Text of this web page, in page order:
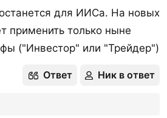
без ежемесячной платы. В
помимо ИИС еще и
документы открываю,
открытие брокерского
на ИИС?
для ИИСа. На новых
применить только ныне
("Инвестор" или "Трейдер")
Ответ Ник в ответ